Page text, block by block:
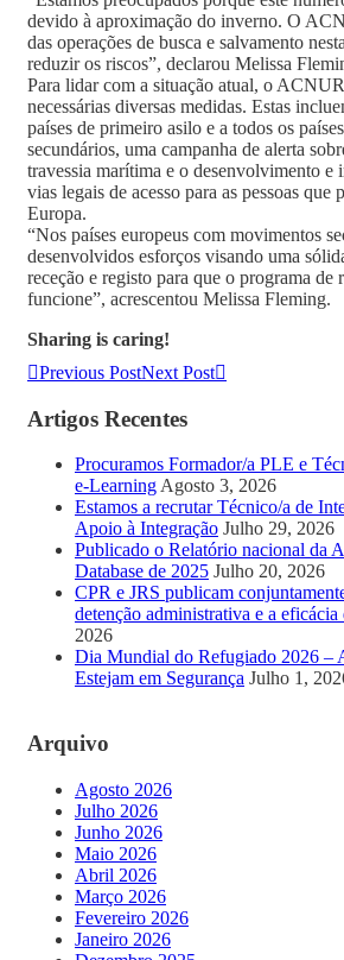
devido à aproximação do inverno. O
das operações de busca e salvamento
reduzir os riscos”, declarou Melissa
Para lidar com a situação atual, o
necessárias diversas medidas. Estas
países de primeiro asilo e a todos os
secundários, uma campanha de alerta
travessia marítima e o desenvolvimento e
vias legais de acesso para as pessoas que
Europa.
“Nos países europeus com movimentos
desenvolvidos esforços visando uma
receção e registo para que o programa de
funcione”, acrescentou Melissa Fleming.
Sharing is caring!
Previous PostNext Post
Artigos Recentes
Procuramos Formador/a PLE e
e-LearningAgosto 3, 2026
Estamos a recrutar Técnico/a de
Apoio à Integração Julho 29, 2026
Publicado o Relatório nacional da
Database de 2025 Julho 20, 2026
CPR e JRS publicam
detenção administrativa e a eficácia
2026
Dia Mundial do Refugiado 2026 –
Estejam em Segurança Julho 1,
Arquivo
Agosto 2026
Julho 2026
Junho 2026
Maio 2026
Abril 2026
Março 2026
Fevereiro 2026
Janeiro 2026